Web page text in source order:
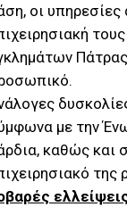
οι
με την
καθώς και